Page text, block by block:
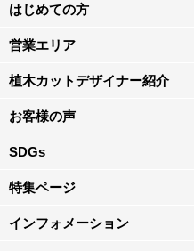
はじめての方
営業エリア
植木カットデザイナー紹介
お客様の声
SDGs
特集ページ
インフォメーション